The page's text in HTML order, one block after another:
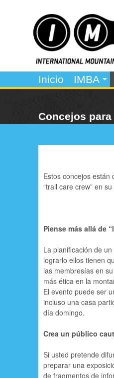
I
B
A
M
n
ú
Inicio IMBA
Concejos
Estos concejos
“trail care crew” en
Piense más allá de
La planificación de
lograrlo ellos tienen
las membresías en
más ética en la
El evento puede ser
incluso una casa
día domingo.
Crea un público
Si usted pretende
preparar una
de fragmentos de